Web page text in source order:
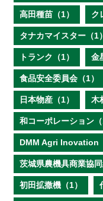
高田種苗（1） ク
タナカマイスター（1）
トランク（1） 金
食品安全委員会（1）
日本物産（1） 木
和コーポレーション（
DMM Agri Inovation
茨城県農機具商業協同
初田拡撒機（1）